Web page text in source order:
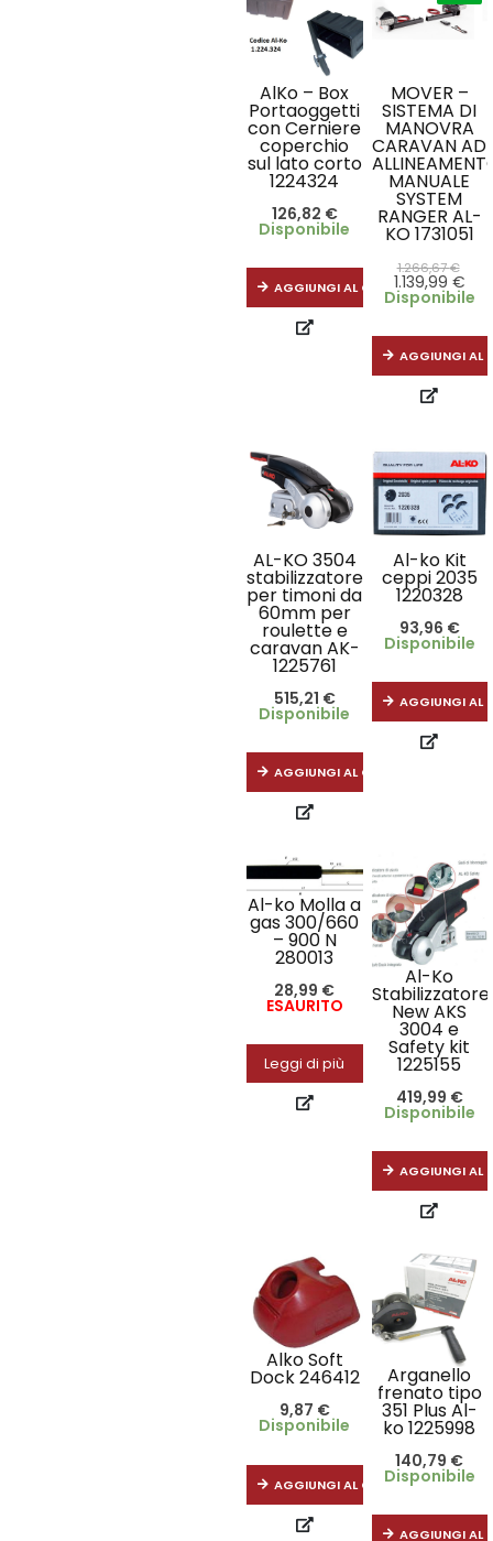
AlKo – Box
Portaoggetti
con Cerniere
coperchio
sul lato corto
1224324
126,82 €
Disponibile
AGGIUNGI AL CARRELLO
MOVER –
SISTEMA DI
MANOVRA
CARAVAN AD
MANUALE
SYSTEM
RANGER AL-
KO 1731051
1.266,67€
1.139,99 €
Disponibile
AGGIUNGI AL
AL-KO 3504
stabilizzatore
per timoni da
60mm per
roulette e
caravan AK-
1225761
515,21 €
Disponibile
AGGIUNGI AL CARRELLO
Al-ko Kit
ceppi 2035
1220328
93,96 €
Disponibile
AGGIUNGI AL
Al-ko Molla a
gas 300/660
– 900 N
280013
28,99 €
ESAURITO
Leggi di più
Al-Ko
Stabilizzatore
New AKS
3004 e
Safety kit
1225155
419,99 €
Disponibile
AGGIUNGI AL
Alko Soft
Dock 246412
9,87 €
Disponibile
AGGIUNGI AL CARRELLO
Arganello
frenato tipo
351 Plus Al-
ko 1225998
140,79 €
Disponibile
AGGIUNGI AL